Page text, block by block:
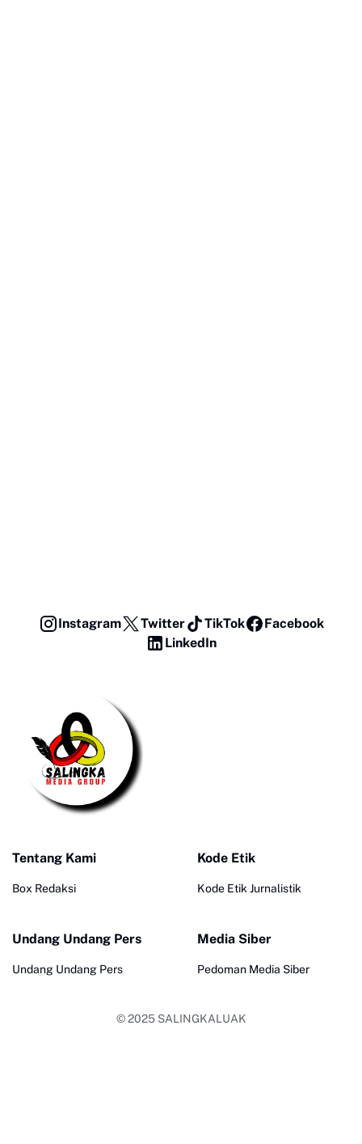
Instagram Twitter TikTok
Facebook
LinkedIn
Tentang Kami
Box Redaksi
Kode Etik
Kode Etik Jurnalistik
Undang Undang Pers
Undang Undang Pers
Media Siber
Pedoman Media Siber
© 2025 SALINGKALUAK